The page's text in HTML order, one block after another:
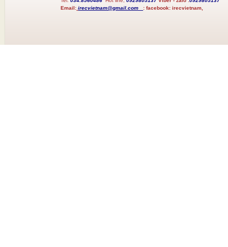
Email: irecvietnam@gmail.com :facebook: irecvietnam,